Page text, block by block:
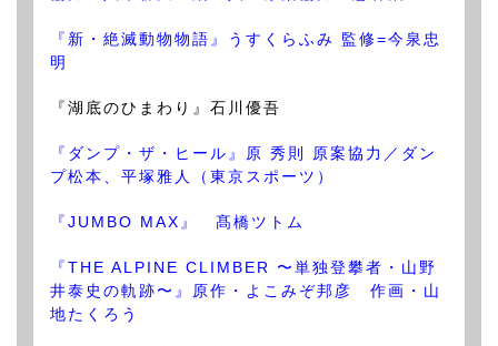
『新・絶滅動物物語』うすくらふみ 監修=今泉忠
明
『湖底のひまわり』石川優吾
『ダンプ・ザ・ヒール』原 秀則 原案協力／ダン
プ松本、平塚雅人（東京スポーツ）
『JUMBO MAX』 髙橋ツトム
『THE ALPINE CLIMBER 〜単独登攀者・山野
井泰史の軌跡〜』原作・よこみぞ邦彦 作画・山
地たくろう